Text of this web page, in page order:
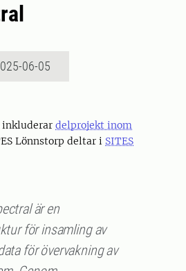
06-05
inkluderar delprojekt inom
Lönnstorp deltar i SITES
är en
för insamling av
för övervakning av